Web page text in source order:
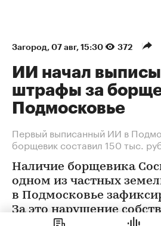
Загород 07 авг, 15:30 372
ИИ начал
штрафы за
Подмосковье
Первый выписанный ИИ в
борщевик составил 150 тыс.
Наличие борщевика
одном из частных
в Подмосковье
За это нарушение